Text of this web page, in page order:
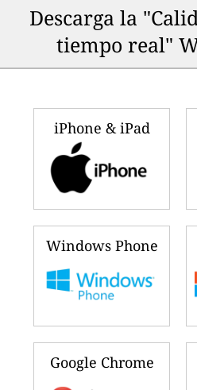
Descarga la
tiempo real"
iPhone & iPad
Windows Phone
Google Chrome